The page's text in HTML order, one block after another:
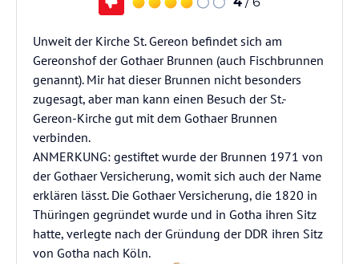
Unweit der Kirche St. Gereon befindet sich am
Gereonshof der Gothaer Brunnen (auch Fischbrunnen
genannt). Mir hat dieser Brunnen nicht besonders
zugesagt, aber man kann einen Besuch der St.-
Gereon-Kirche gut mit dem Gothaer Brunnen
verbinden.
ANMERKUNG: gestiftet wurde der Brunnen 1971 von
der Gothaer Versicherung, womit sich auch der Name
erklären lässt. Die Gothaer Versicherung, die 1820 in
Thüringen gegründet wurde und in Gotha ihren Sitz
hatte, verlegte nach der Gründung der DDR ihren Sitz
von Gotha nach Köln.